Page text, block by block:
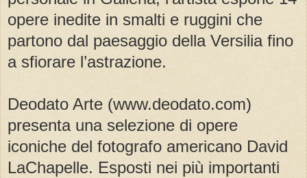
opere inedite in smalti e ruggini che
partono dal paesaggio della Versilia fino
a sfiorare l’astrazione.
Deodato Arte (www.deodato.com)
presenta una selezione di opere
iconiche del fotografo americano David
LaChapelle. Esposti nei più importanti